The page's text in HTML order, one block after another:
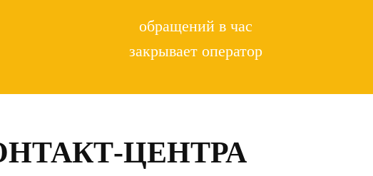
обращений в час
закрывает оператор
ЦЕНТРА